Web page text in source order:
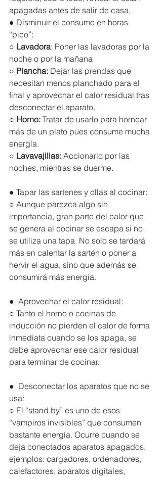
apagadas antes de salir de casa.
● Disminuir el consumo en horas
“pico”:
○ Lavadora: Poner las lavadoras por la
noche o por la mañana
○ Plancha: Dejar las prendas que
necesitan menos planchado para el
final y aprovechar el calor residual tras
desconectar el aparato.
○ Horno: Tratar de usarlo para hornear
más de un plato pues consume mucha
energía.
○ Lavavajillas: Accionarlo por las
noches, mientras se duerme.
● Tapar las sartenes y ollas al cocinar:
○ Aunque parezca algo sin
importancia, gran parte del calor que
se genera al cocinar se escapa si no
se utiliza una tapa. No solo se tardará
más en calentar la sartén o poner a
hervir el agua, sino que además se
consumirá más energía.
●  Aprovechar el calor residual:
○ Tanto el horno o cocinas de
inducción no pierden el calor de forma
inmediata cuando se los apaga, se
debe aprovechar ese calor residual
para terminar de cocinar.
●  Desconectar los aparatos que no se
usa:
○ El “stand by” es uno de esos
“vampiros invisibles” que consumen
bastante energía. Ocurre cuando se
deja conectados aparatos apagados,
ejemplos: cargadores, ordenadores,
calefactores, aparatos digitales,